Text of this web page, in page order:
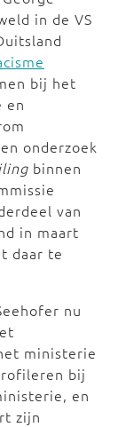
in de VS
bij het
en
onderzoek
binnen
van
in maart
daar te
nu
ministerie
bij
en
zijn